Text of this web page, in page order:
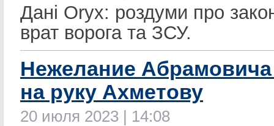
Дані Oryx: роздуми про
врат ворога та ЗСУ.
Нежелание
на руку Ахметову
20 июля 2023 | 14:08